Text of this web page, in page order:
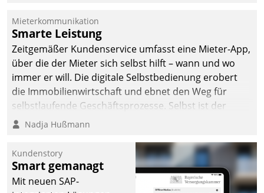
integrieren.
Mieterkommunikation
Smarte Leistung
Zeitgemäßer Kundenservice umfasst eine Mieter-App,
über die der Mieter sich selbst hilft – wann und wo
immer er will. Die digitale Selbstbedienung erobert
die Immobilienwirtschaft und ebnet den Weg für
selbstlaufende Geschäftsprozesse. Selbst ist der
Kunde und smart der Serviceanbieter.
Nadja Hußmann
Kundenstory
Smart gemanagt
Mit neuen SAP-